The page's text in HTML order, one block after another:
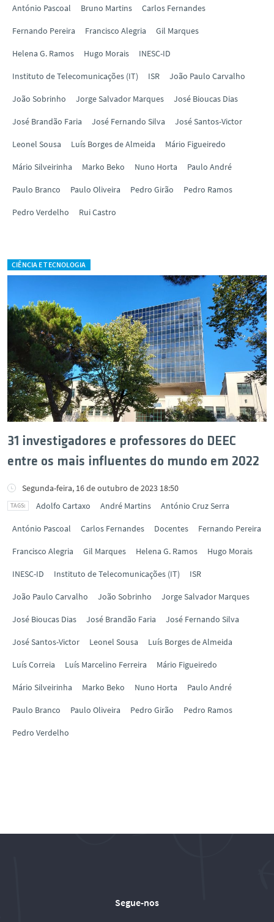
António Pascoal Bruno Martins Carlos Fernandes
Fernando Pereira Francisco Alegria Gil Marques
Helena G. Ramos Hugo Morais INESC-ID
Instituto de Telecomunicações (IT) ISR João Paulo Carvalho
João Sobrinho Jorge Salvador Marques José Bioucas Dias
José Brandão Faria José Fernando Silva José Santos-Victor
Leonel Sousa Luís Borges de Almeida Mário Figueiredo
Mário Silveirinha Marko Beko Nuno Horta Paulo André
Paulo Branco Paulo Oliveira Pedro Girão Pedro Ramos
Pedro Verdelho Rui Castro
CIÊNCIA E TECNOLOGIA
31 investigadores e professores do DEEC
entre os mais influentes do mundo em 2022
Segunda-feira, 16 de outubro de 2023 18:50
Adolfo Cartaxo
André Martins António Cruz Serra
António Pascoal Carlos Fernandes Docentes Fernando Pereira
Francisco Alegria Gil Marques Helena G. Ramos Hugo Morais
INESC-ID Instituto de Telecomunicações (IT) ISR
João Paulo Carvalho João Sobrinho Jorge Salvador Marques
José Bioucas Dias José Brandão Faria José Fernando Silva
José Santos-Victor Leonel Sousa Luís Borges de Almeida
Luís Correia Luís Marcelino Ferreira Mário Figueiredo
Mário Silveirinha Marko Beko Nuno Horta Paulo André
Paulo Branco Paulo Oliveira Pedro Girão Pedro Ramos
Pedro Verdelho
Segue-nos